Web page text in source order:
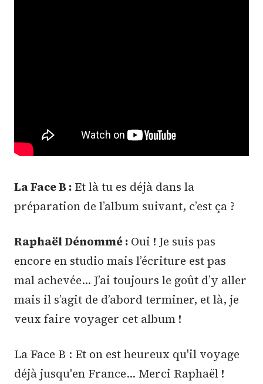
La Face B : Et là tu es déjà dans la
préparation de l’album suivant, c’est ça ?
Raphaël Dénommé : Oui ! Je suis pas
encore en studio mais l’écriture est pas
mal achevée… J’ai toujours le goût d’y aller
mais il s’agit de d’abord terminer, et là, je
veux faire voyager cet album !
La Face B : Et on est heureux qu'il voyage
déjà jusqu'en France... Merci Raphaël !